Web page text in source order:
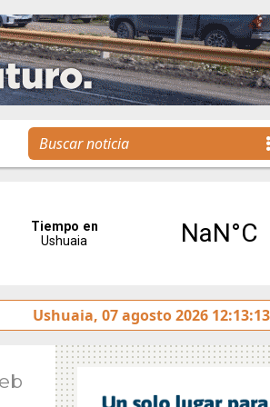
Municipal de
Ushuaia, 07 agosto 2026 12:13:13